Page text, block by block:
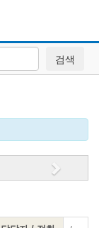
검색
Next